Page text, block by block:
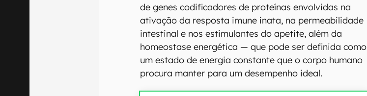
de genes codificadores de proteínas envolvidas na
ativação da resposta imune inata, na permeabilidade
intestinal e nos estimulantes do apetite, além da
homeostase energética — que pode ser definida como
um estado de energia constante que o corpo humano
procura manter para um desempenho ideal.